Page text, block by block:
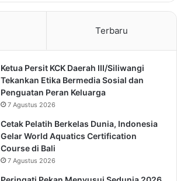
Terbaru
Ketua Persit KCK Daerah III/Siliwangi
Tekankan Etika Bermedia Sosial dan
Penguatan Peran Keluarga
7 Agustus 2026
Cetak Pelatih Berkelas Dunia, Indonesia
Gelar World Aquatics Certification
Course di Bali
7 Agustus 2026